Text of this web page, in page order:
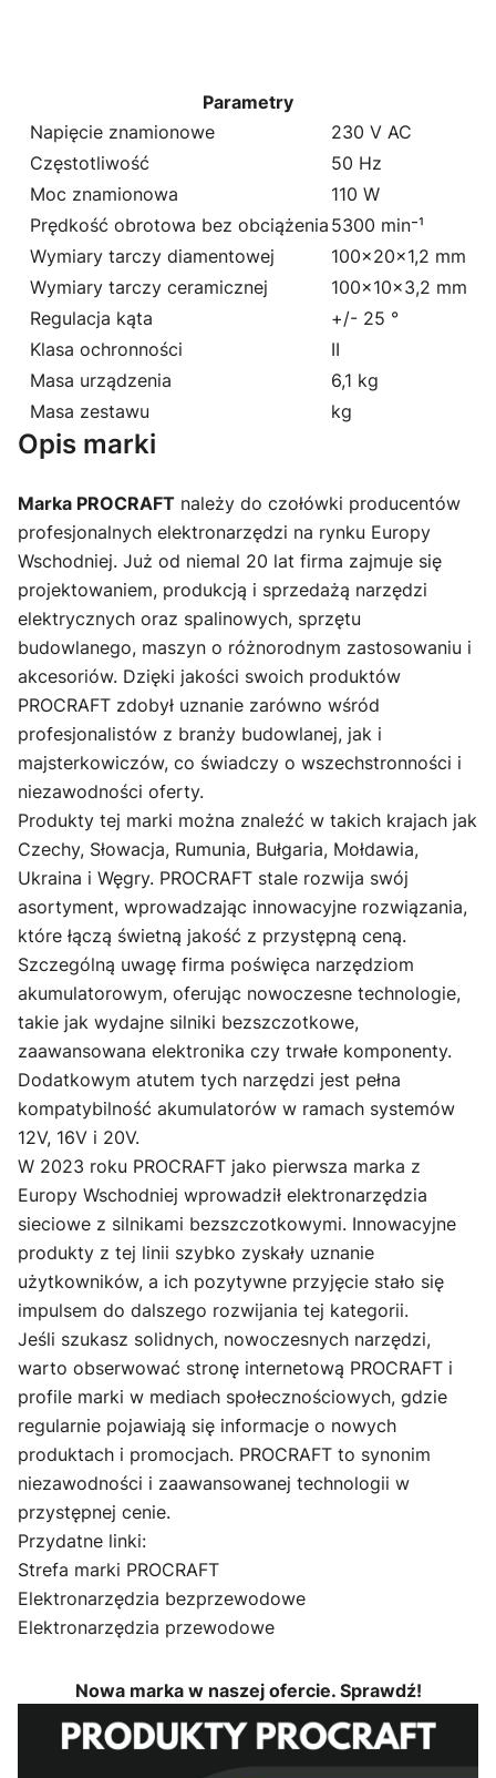
Parametry
Napięcie znamionowe
230 V AC
Częstotliwość
50 Hz
Moc znamionowa
110 W
Prędkość obrotowa bez obciążenia 5300 min⁻¹
Wymiary tarczy diamentowej
100x20x1,2 mm
Wymiary tarczy ceramicznej
100x10x3,2 mm
Regulacja kąta
+/- 25 °
Klasa ochronności
II
Masa urządzenia
6,1 kg
Masa zestawu
kg
Opis marki
Marka PROCRAFT należy do czołówki producentów
profesjonalnych elektronarzędzi na rynku Europy
Wschodniej. Już od niemal 20 lat firma zajmuje się
projektowaniem, produkcją i sprzedażą narzędzi
elektrycznych oraz spalinowych, sprzętu
budowlanego, maszyn o różnorodnym zastosowaniu i
akcesoriów. Dzięki jakości swoich produktów
PROCRAFT zdobył uznanie zarówno wśród
profesjonalistów z branży budowlanej, jak i
majsterkowiczów, co świadczy o wszechstronności i
niezawodności oferty.
Produkty tej marki można znaleźć w takich krajach jak
Czechy, Słowacja, Rumunia, Bułgaria, Mołdawia,
Ukraina i Węgry. PROCRAFT stale rozwija swój
asortyment, wprowadzając innowacyjne rozwiązania,
które łączą świetną jakość z przystępną ceną.
Szczególną uwagę firma poświęca narzędziom
akumulatorowym, oferując nowoczesne technologie,
takie jak wydajne silniki bezszczotkowe,
zaawansowana elektronika czy trwałe komponenty.
Dodatkowym atutem tych narzędzi jest pełna
kompatybilność akumulatorów w ramach systemów
12V, 16V i 20V.
W 2023 roku PROCRAFT jako pierwsza marka z
Europy Wschodniej wprowadził elektronarzędzia
sieciowe z silnikami bezszczotkowymi. Innowacyjne
produkty z tej linii szybko zyskały uznanie
użytkowników, a ich pozytywne przyjęcie stało się
impulsem do dalszego rozwijania tej kategorii.
Jeśli szukasz solidnych, nowoczesnych narzędzi,
warto obserwować stronę internetową PROCRAFT i
profile marki w mediach społecznościowych, gdzie
regularnie pojawiają się informacje o nowych
produktach i promocjach. PROCRAFT to synonim
niezawodności i zaawansowanej technologii w
przystępnej cenie.
Przydatne linki:
Strefa marki PROCRAFT
Elektronarzędzia bezprzewodowe
Elektronarzędzia przewodowe
Nowa marka w naszej ofercie. Sprawdź!